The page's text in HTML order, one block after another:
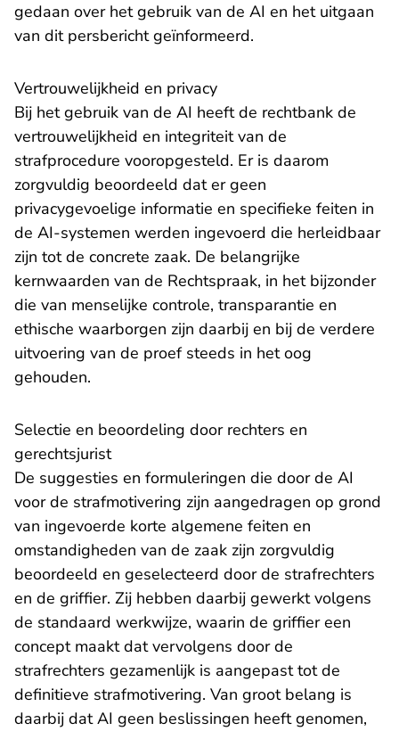
gedaan over het gebruik van de AI en het uitgaan
van dit persbericht geïnformeerd.
Vertrouwelijkheid en privacy
Bij het gebruik van de AI heeft de rechtbank de
vertrouwelijkheid en integriteit van de
strafprocedure vooropgesteld. Er is daarom
zorgvuldig beoordeeld dat er geen
privacygevoelige informatie en specifieke feiten in
de AI-systemen werden ingevoerd die herleidbaar
zijn tot de concrete zaak. De belangrijke
kernwaarden van de Rechtspraak, in het bijzonder
die van menselijke controle, transparantie en
ethische waarborgen zijn daarbij en bij de verdere
uitvoering van de proef steeds in het oog
gehouden.
Selectie en beoordeling door rechters en
gerechtsjurist
De suggesties en formuleringen die door de AI
voor de strafmotivering zijn aangedragen op grond
van ingevoerde korte algemene feiten en
omstandigheden van de zaak zijn zorgvuldig
beoordeeld en geselecteerd door de strafrechters
en de griffier. Zij hebben daarbij gewerkt volgens
de standaard werkwijze, waarin de griffier een
concept maakt dat vervolgens door de
strafrechters gezamenlijk is aangepast tot de
definitieve strafmotivering. Van groot belang is
daarbij dat AI geen beslissingen heeft genomen,